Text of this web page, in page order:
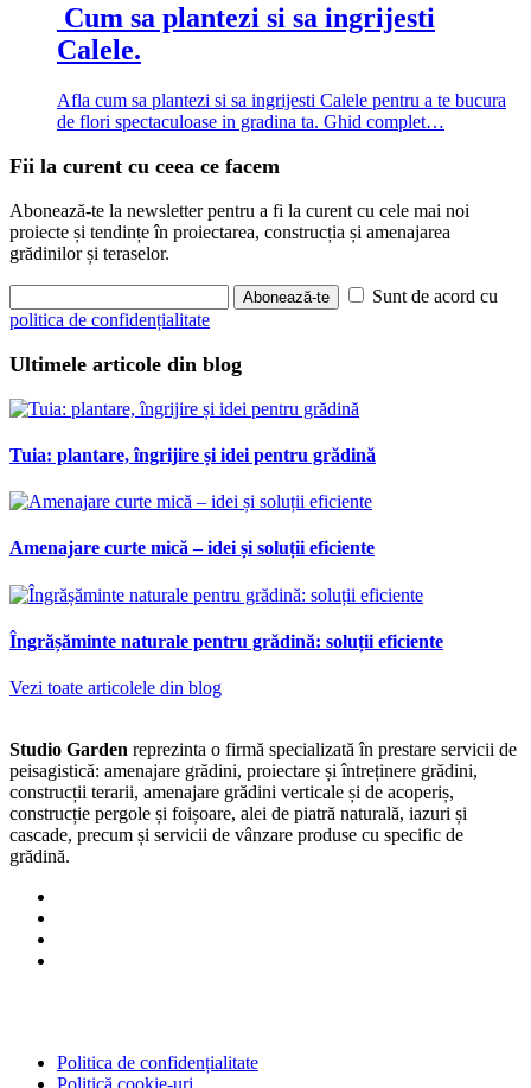
Cum sa plantezi si sa ingrijesti
Calele.
Afla cum sa plantezi si sa ingrijesti Calele pentru a te bucura
de flori spectaculoase in gradina ta. Ghid complet…
Fii la curent cu ceea ce facem
Abonează-te la newsletter pentru a fi la curent cu cele mai noi
proiecte și tendințe în proiectarea, construcția și amenajarea
grădinilor și teraselor.
Abonează-te
Sunt de acord cu
politica de confidențialitate
Ultimele articole din blog
Tuia: plantare, îngrijire și idei pentru grădină
Amenajare curte mică – idei și soluții eficiente
Îngrășăminte naturale pentru grădină: soluții eficiente
Vezi toate articolele din blog
Studio Garden reprezinta o firmă specializată în prestare servicii de
peisagistică: amenajare grădini, proiectare și întreținere grădini,
construcții terarii, amenajare grădini verticale și de acoperiș,
construcție pergole și foișoare, alei de piatră naturală, iazuri și
cascade, precum și servicii de vânzare produse cu specific de
grădină.
Politica de confidențialitate